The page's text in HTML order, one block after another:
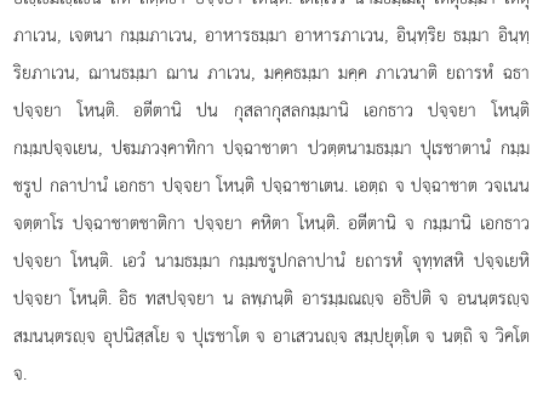
ภาเวน, เจตนา กมฺมภาเวน, อาหารธมฺมา อาหารภาเวน, อินฺทฺริย ธมฺมา อินฺทฺ
ริยภาเวน, ฌานธมฺมา ฌาน ภาเวน, มคฺคธมฺมา มคฺค ภาเวนาติ ยถารหํ ฉธา
ปจฺจยา โหนฺติ. อตีตานิ ปน กุสลากุสลกมฺมานิ เอกธาว ปจฺจยา โหนฺติ
กมฺมปจฺจเยน, ปมภวงฺคาทิกา ปจฺฉาชาตา ปวตฺตนามธมฺมา ปุเรชาตานํ กมฺม
ชรูป กลาปานํ เอกธา ปจฺจยา โหนฺติ ปจฺฉาชาเตน. เอตฺถ จ ปจฺฉาชาต วจเนน
จตฺตาโร ปจฺฉาชาตชาติกา ปจฺจยา คหิตา โหนฺติ. อตีตานิ จ กมฺมานิ เอกธาว
ปจฺจยา โหนฺติ. เอวํ นามธมฺมา กมฺมชรูปกลาปานํ ยถารหํ จุทฺทสหิ ปจฺจเยหิ
ปจฺจยา โหนฺติ. อิธ ทสปจฺจยา น ลพฺภนฺติ อารมฺมณฺจ อธิปติ จ อนนฺตรฺจ
สมนนฺตรฺจ อุปนิสฺสโย จ ปุเรชาโต จ อาเสวนฺจ สมฺปยุตฺโต จ นตฺถิ จ วิคโต
จ.